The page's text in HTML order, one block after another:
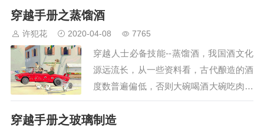
活，需要大量的人力、畜力去操作。而新
型的曲辕犁轻便省力，便于深耕细作，省
蓄力、人力，不仅能碎土还能根据耕种要
求调整耕地深浅。各种穿越古代小说中，
向皇上献上…
穿越手册之蒸馏酒
许犯花 2020-04-08 7765
穿越人士必备技能--蒸馏酒，我国酒文化
源远流长，从一些资料看，古代酿造的酒
度数普遍偏低，否则大碗喝酒大碗吃肉，
抱着坛子拼酒不知要出多少人命，不过十
几度应该还是有的。在古代，普遍是低度
穿越手册之玻璃制造